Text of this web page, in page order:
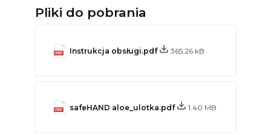
Pliki do pobrania
Instrukcja obsługi.pdf 365.26 kB
safeHAND aloe_ulotka.pdf 1.40 MB